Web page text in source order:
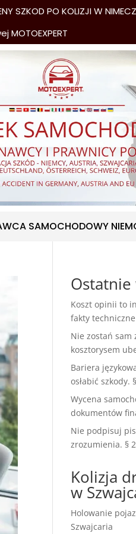
PO KOLIZJI W
SAMOCHODOWY
Ostatnie
Koszt opinii to
fakty techniczne
Nie zostań sam
kosztorysem
Bariera
osłabić szkody.
Wycena
dokumentów
Nie podpisuj
zrozumienia. §
Kolizja
w
Holowanie
Szwajcaria